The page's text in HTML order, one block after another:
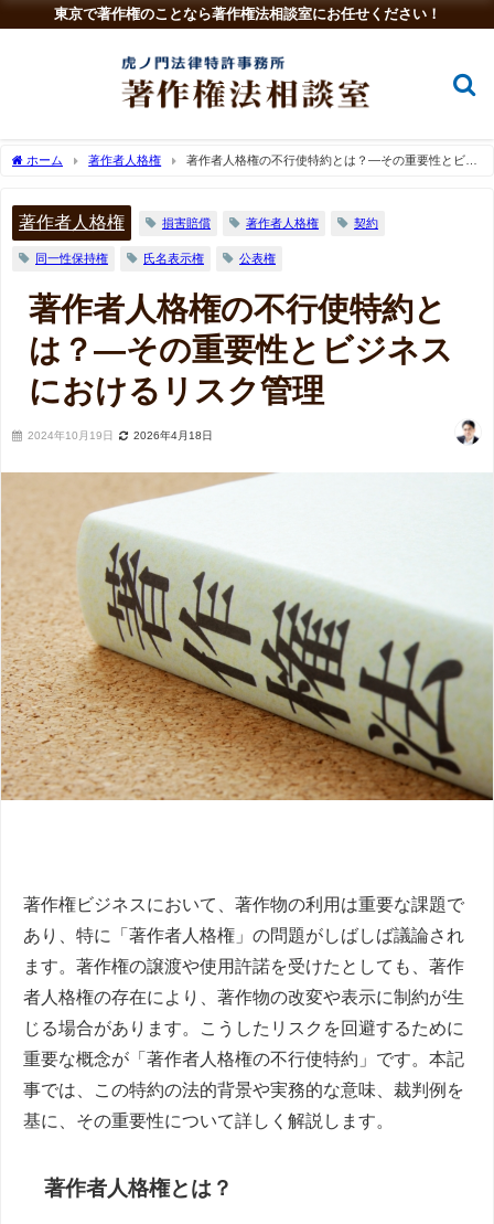
東京で著作権のことなら著作権法相談室にお任せください！
ホーム 著作者人格権
著作者人格権の不行使特約とは？—その重要性とビジ
著作者人格権 損害賠償 著作者人格権 契約
同一性保持権 氏名表示権 公表権
著作者人格権の不行使特約と
は？—その重要性とビジネス
におけるリスク管理
2024年10月19日 2026年4月18日
著作権ビジネスにおいて、著作物の利用は重要な課題で
あり、特に「著作者人格権」の問題がしばしば議論され
ます。著作権の譲渡や使用許諾を受けたとしても、著作
者人格権の存在により、著作物の改変や表示に制約が生
じる場合があります。こうしたリスクを回避するために
重要な概念が「著作者人格権の不行使特約」です。本記
事では、この特約の法的背景や実務的な意味、裁判例を
基に、その重要性について詳しく解説します。
著作者人格権とは？